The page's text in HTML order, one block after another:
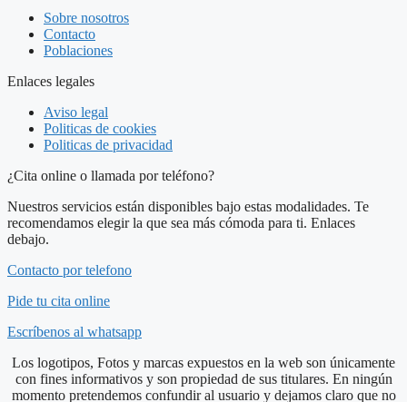
Sobre nosotros
Contacto
Poblaciones
Enlaces legales
Aviso legal
Politicas de cookies
Politicas de privacidad
¿Cita online o llamada por teléfono?
Nuestros servicios están disponibles bajo estas modalidades. Te
recomendamos elegir la que sea más cómoda para ti. Enlaces
debajo.
Contacto por telefono
Pide tu cita online
Escríbenos al whatsapp
Los logotipos, Fotos y marcas expuestos en la web son únicamente
con fines informativos y son propiedad de sus titulares. En ningún
momento pretendemos confundir al usuario y dejamos claro que no